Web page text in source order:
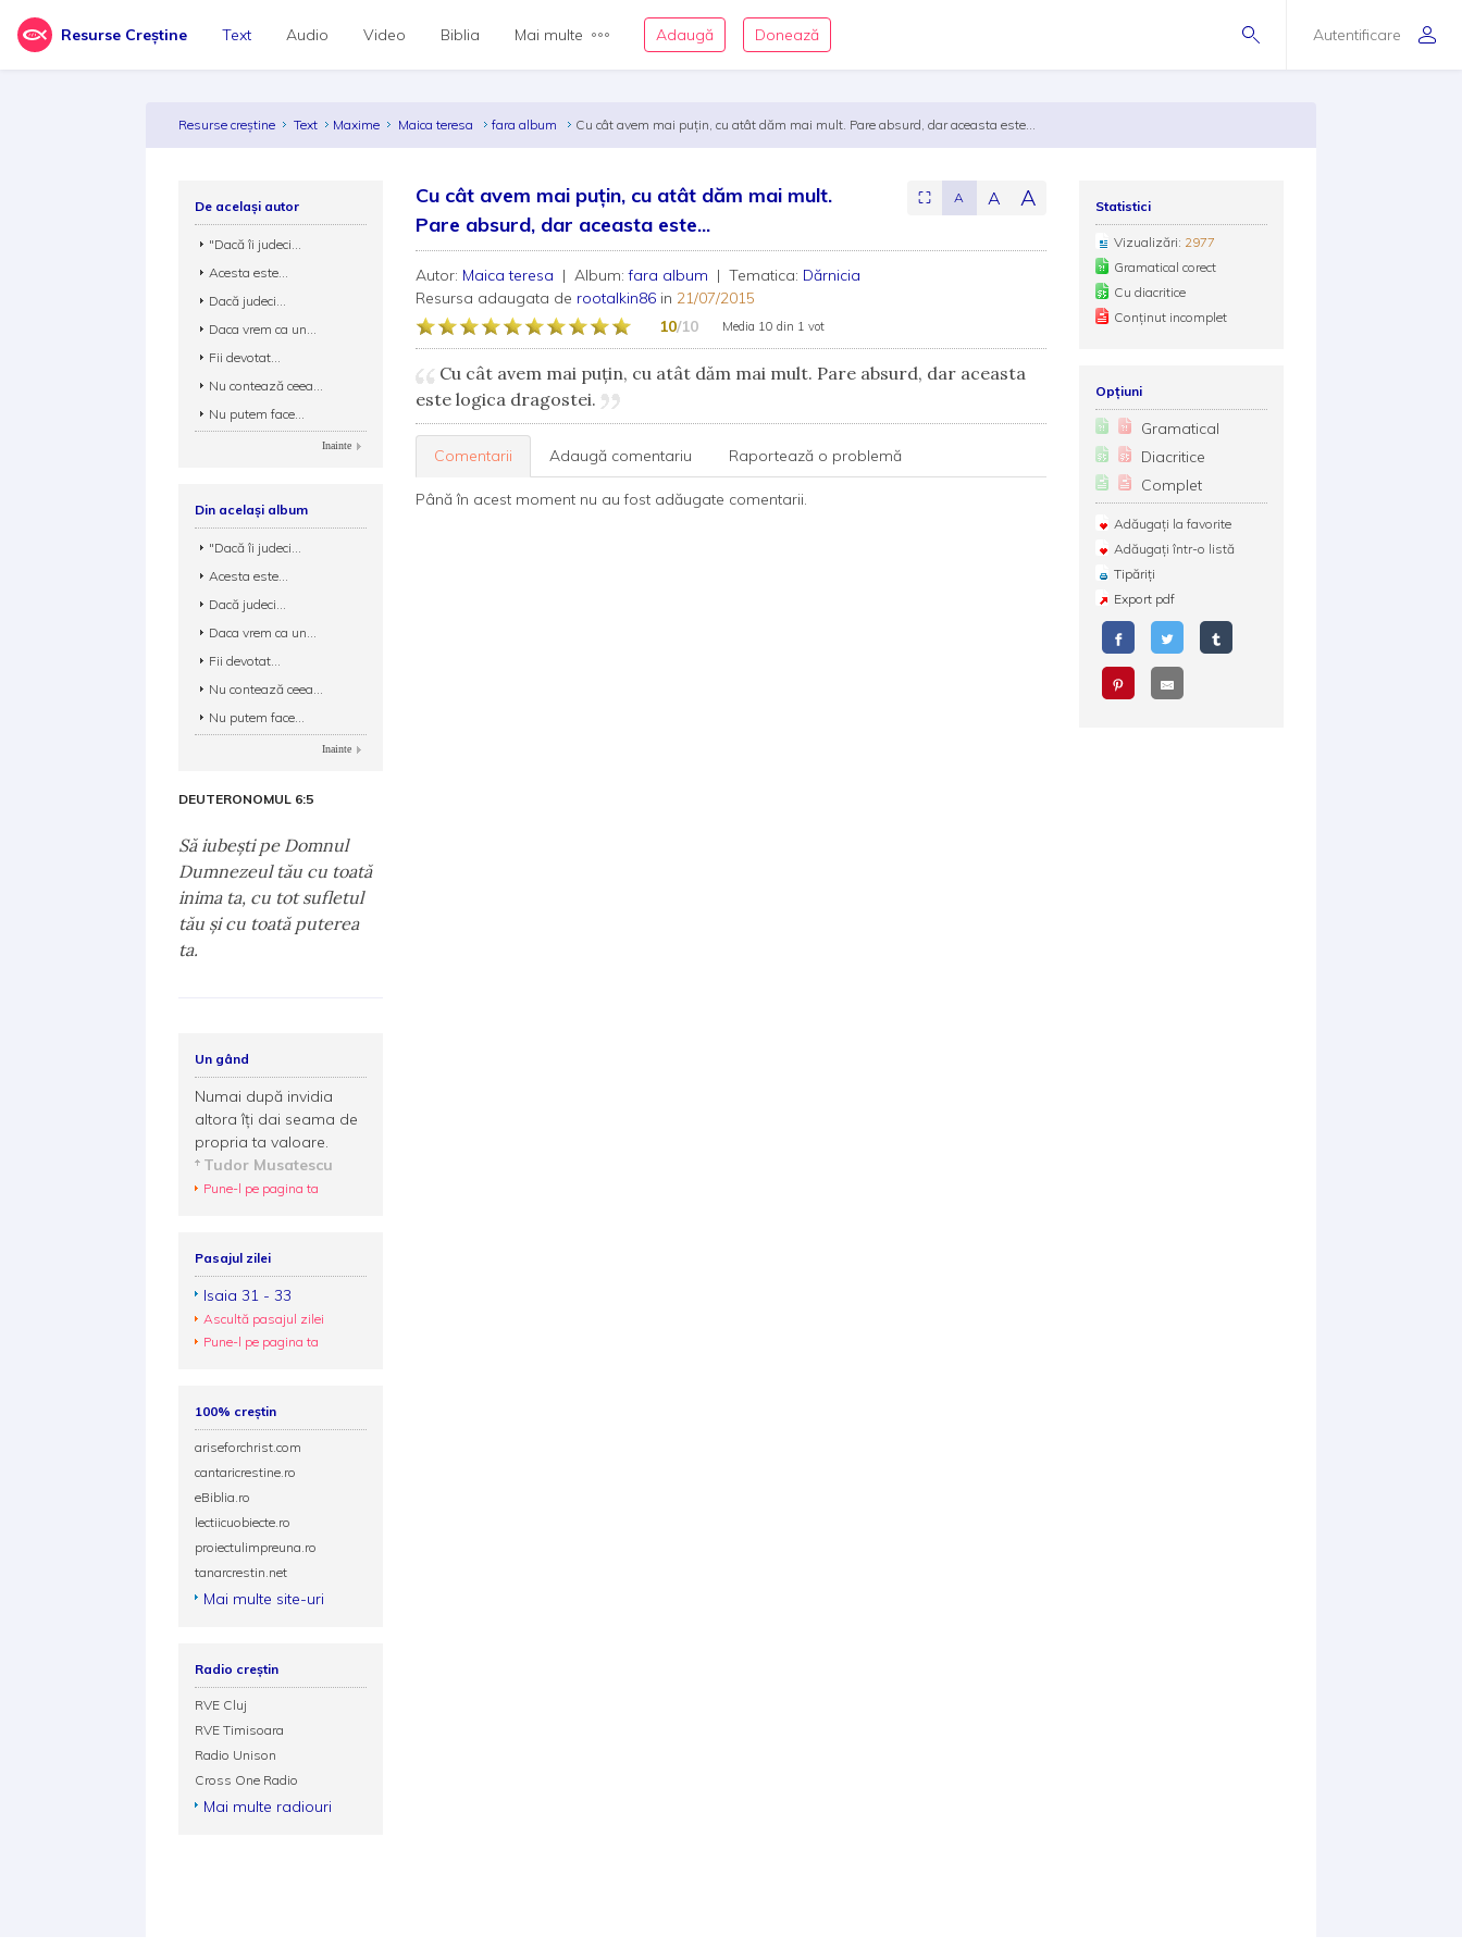
Resurse Creștine Autentificare
Text Audio Video Biblia Mai multe Adaugă Donează
Resurse creștine Text Maxime Maica teresa fara album Cu cât avem mai puţin, cu atât dăm mai mult. Pare absurd, dar aceasta este...
Cu cât avem mai puţin, cu atât dăm mai mult.
Pare absurd, dar aceasta este...
⛶ A A A
Autor: Maica teresa | Album:fara album | Tematica: Dărnicia
Resursa adaugata de rootalkin86 in 21/07/2015
10/10 Media 10 din 1 vot
Cu cât avem mai puţin, cu atât dăm mai mult. Pare absurd, dar aceasta
este logica dragostei.
Comentarii Adaugă comentariu Raportează o problemă
Până în acest moment nu au fost adăugate comentarii.
Statistici
Vizualizări: 2977
Gramatical corect
Cu diacritice
Conținut incomplet
Opțiuni
Gramatical
Diacritice
Complet
Adăugați la favorite
Adăugați într-o listă
Tipăriți
Export pdf
De același autor
"Dacă îi judeci...
Acesta este...
Dacă judeci...
Daca vrem ca un...
Fii devotat...
Nu contează ceea...
Nu putem face...
Inainte
Din același album
"Dacă îi judeci...
Acesta este...
Dacă judeci...
Daca vrem ca un...
Fii devotat...
Nu contează ceea...
Nu putem face...
Inainte
DEUTERONOMUL 6:5
Să iubeşti pe Domnul
Dumnezeul tău cu toată
inima ta, cu tot sufletul
tău şi cu toată puterea
ta.
Un gând
Numai după invidia
altora îţi dai seama de
propria ta valoare.
Tudor Musatescu
Pune-l pe pagina ta
Pasajul zilei
Isaia 31 - 33
Ascultă pasajul zilei
Pune-l pe pagina ta
100% creștin
ariseforchrist.com
cantaricrestine.ro
eBiblia.ro
lectiicuobiecte.ro
proiectulimpreuna.ro
tanarcrestin.net
Mai multe site-uri
Radio creștin
RVE Cluj
RVE Timisoara
Radio Unison
Cross One Radio
Mai multe radiouri